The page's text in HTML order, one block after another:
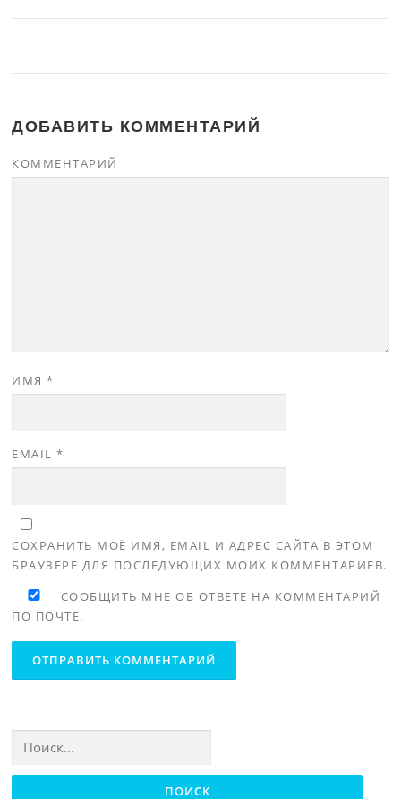
ДОБАВИТЬ КОММЕНТАРИЙ
КОММЕНТАРИЙ
ИМЯ*
EMAIL*
СОХРАНИТЬ МОЁ ИМЯ, EMAIL И АДРЕС САЙТА В ЭТОМ
БРАУЗЕРЕ ДЛЯ ПОСЛЕДУЮЩИХ МОИХ КОММЕНТАРИЕВ.
СООБЩИТЬ МНЕ ОБ ОТВЕТЕ НА КОММЕНТАРИЙ
ПО ПОЧТЕ.